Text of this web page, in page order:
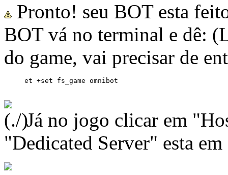
Pronto! seu BOT esta
BOT vá no terminal e dê:
do game, vai precisar de
Já no jogo clicar em
"Dedicated Server" esta